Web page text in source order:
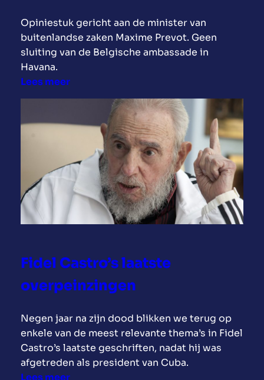
n
e
z
e
e
u
b
a
b
a
n
s
.
Opiniestuk gericht aan de minister van
buitenlandse zaken Maxime Prevot. Geen
sluiting van de Belgische ambassade in
Havana.
Lees meer:
H
u
e
B
e
l
s
h
a
m
b
a
s
Fidel Castro’s laatste
overpeinzingen
Negen jaar na zijn dood blikken we terug op
enkele van de meest relevante thema’s in Fidel
Castro’s laatste geschriften, nadat hij was
afgetreden als president van Cuba.
Lees meer: